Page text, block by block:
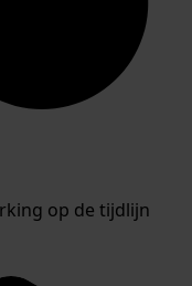
op de tijdlijn